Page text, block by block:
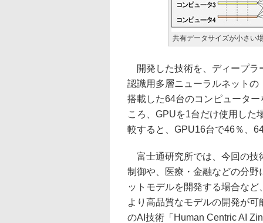
共有データサイズが小さい
開発した技術を、ディープラ
認識用多層ニューラルネット
搭載した64台のコンピュータ
ころ、GPUを1台だけ使用した
較すると、GPU16台で46％、
富士通研究所では、今回の技
制御や、医療・金融などの分
ットモデルを開発する場合など
より高品質なモデルの開発が
のAI技術「Human Centric AI